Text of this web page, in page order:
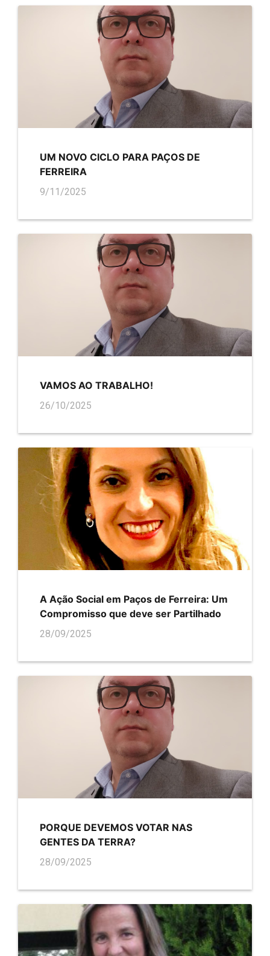
UM NOVO CICLO PARA PAÇOS DE
FERREIRA
9/11/2025
VAMOS AO TRABALHO!
26/10/2025
A Ação Social em Paços de Ferreira: Um
Compromisso que deve ser Partilhado
28/09/2025
PORQUE DEVEMOS VOTAR NAS
GENTES DA TERRA?
28/09/2025